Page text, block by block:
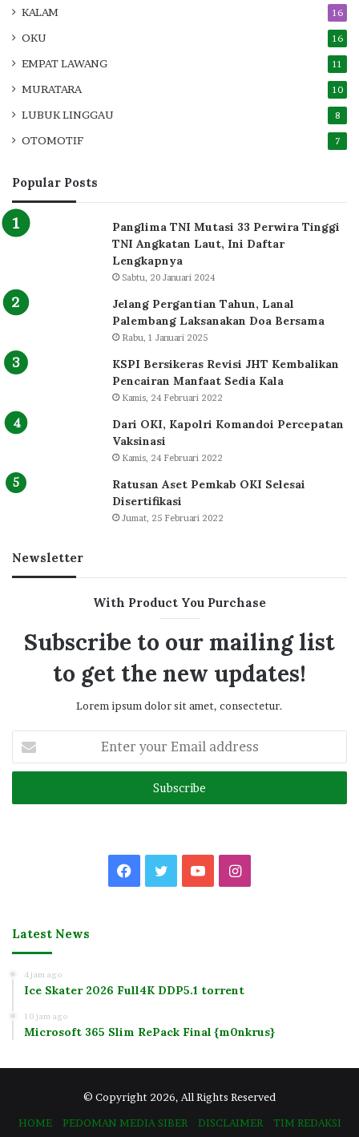
KALAM 16
OKU 16
EMPAT LAWANG 11
MURATARA 10
LUBUK LINGGAU 8
OTOMOTIF 7
Popular Posts
Panglima TNI Mutasi 33 Perwira Tinggi
TNI Angkatan Laut, Ini Daftar
Lengkapnya
Sabtu, 20 Januari 2024
Jelang Pergantian Tahun, Lanal
Palembang Laksanakan Doa Bersama
Rabu, 1 Januari 2025
KSPI Bersikeras Revisi JHT Kembalikan
Pencairan Manfaat Sedia Kala
Kamis, 24 Februari 2022
Dari OKI, Kapolri Komandoi Percepatan
Vaksinasi
Kamis, 24 Februari 2022
Ratusan Aset Pemkab OKI Selesai
Disertifikasi
Jumat, 25 Februari 2022
Newsletter
With Product You Purchase
Subscribe to our mailing list
to get the new updates!
Lorem ipsum dolor sit amet, consectetur.
your
Email
Facebook
TwitterYouTubeInstagram
Latest News
4 jam ago
Ice Skater 2026 Full4K DDP5.1 torrent
10 jam ago
Microsoft 365 Slim RePack Final {m0nkrus}
© Copyright 2026, All Rights Reserved
HOME
PEDOMAN MEDIA SIBER DISCLAIMER TIM REDAKSI